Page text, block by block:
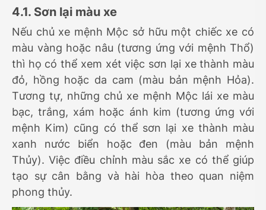
4.1. Sơn lại màu xe
Nếu chủ xe mệnh Mộc sở hữu một chiếc xe có
màu vàng hoặc nâu (tương ứng với mệnh Thổ)
thì họ có thể xem xét việc sơn lại xe thành màu
đỏ, hồng hoặc da cam (màu bản mệnh Hỏa).
Tương tự, những chủ xe mệnh Mộc lái xe màu
bạc, trắng, xám hoặc ánh kim (tương ứng với
mệnh Kim) cũng có thể sơn lại xe thành màu
xanh nước biển hoặc đen (màu bản mệnh
Thủy). Việc điều chỉnh màu sắc xe có thể giúp
tạo sự cân bằng và hài hòa theo quan niệm
phong thủy.